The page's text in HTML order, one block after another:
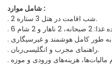
شامل موارد :
. 2 شب اقامت در هتل 3 ستاره.
. راهنمای مجرب و انگلیسی‌زبان.